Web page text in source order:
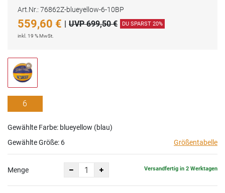
Art.Nr.: 76862Z-blueyellow-6-10BP
559,60 € | UVP 699,50 € DU SPARST 20%
inkl. 19 % MwSt.
6
Gewählte Farbe: blueyellow (blau)
Gewählte Größe: 6 Größentabelle
Menge Versandfertig in 2 Werktagen